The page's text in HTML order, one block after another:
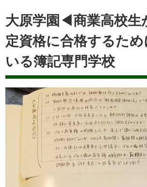
大原学園◀商業高校生
定資格に合格するた
いる簿記専門学校